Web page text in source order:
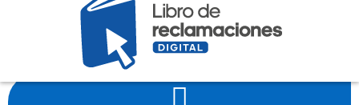
Eventos